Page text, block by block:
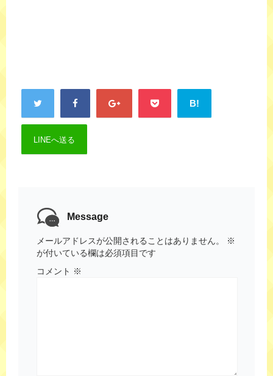
B!
LINEへ送る
Message
メールアドレスが公開されることはありません。
※
が付いている欄は必須項目です
コメント ※